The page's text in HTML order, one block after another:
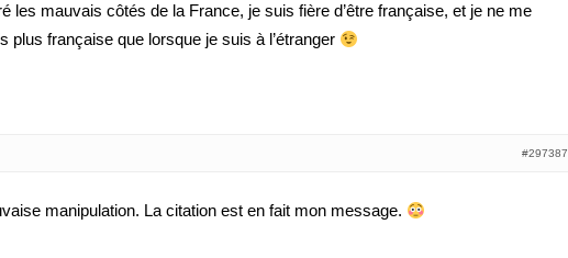
les mauvais côtés de la France, je suis fière d’être française, et je ne me
plus française que lorsque je suis à l’étranger
#297387
manipulation. La citation est en fait mon message.